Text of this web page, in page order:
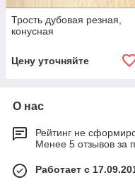
Трость дубовая резная,
конусная
Цену уточняйте
О нас
Рейтинг не
Менее 5 отзывов за
Работает с